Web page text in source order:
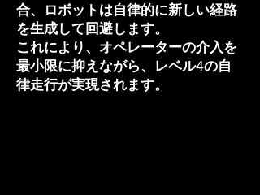
合、ロボットは自律的に新しい経路
を生成して回避します。
これにより、オペレーターの介入を
最小限に抑えながら、レベル4の自
律走行が実現されます。